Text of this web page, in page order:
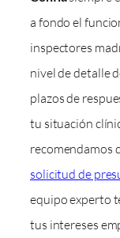
a fondo el
inspectores
nivel de detalle
plazos de
tu situación
recomendamos
solicitud de
equipo experto
tus intereses